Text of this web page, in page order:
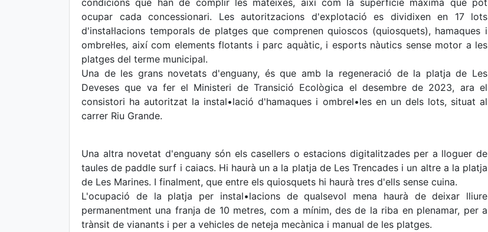
condicions que han de complir les mateixes, així com la superfície màxima que pot
ocupar cada concessionari. Les autoritzacions d'explotació es dividixen en 17 lots
d'instal·lacions temporals de platges que comprenen quioscos (quiosquets), hamaques i
ombrel·les, així com elements flotants i parc aquàtic, i esports nàutics sense motor a les
platges del terme municipal.
Una de les grans novetats d'enguany, és que amb la regeneració de la platja de Les
Deveses que va fer el Ministeri de Transició Ecològica el desembre de 2023, ara el
consistori ha autoritzat la instal•lació d'hamaques i ombrel•les en un dels lots, situat al
carrer Riu Grande.
Una altra novetat d'enguany són els casellers o estacions digitalitzades per a lloguer de
taules de paddle surf i caiacs. Hi haurà un a la platja de Les Trencades i un altre a la platja
de Les Marines. I finalment, que entre els quiosquets hi haurà tres d'ells sense cuina.
L'ocupació de la platja per instal•lacions de qualsevol mena haurà de deixar lliure
permanentment una franja de 10 metres, com a mínim, des de la riba en plenamar, per a
trànsit de vianants i per a vehicles de neteja mecànica i manual de les platges.